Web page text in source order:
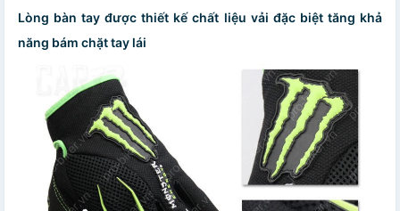
Lòng bàn tay được thiết kế chất liệu vải đặc biệt tăng khả
năng bám chặt tay lái